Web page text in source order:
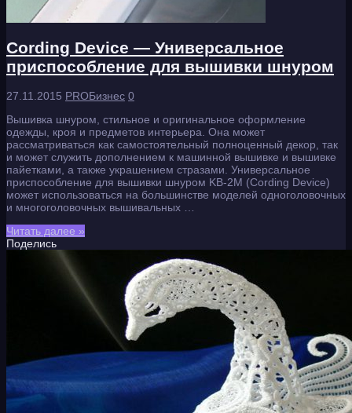
Cording Device — Универсальное
приспособление для вышивки шнуром
27.11.2015 PROБизнес 0
Вышивка шнуром, стильное и оригинальное оформление
одежды, кроя и предметов интерьера. Она может
рассматриваться как самостоятельный полноценный декор, так
и может служить дополнением к машинной вышивке и вышивке
пайетками, а также украшением стразами. Универсальное
приспособление для вышивки шнуром KB-2M (Cording Device)
может использоваться на большинстве моделей одноголовочных
и многоголовочных вышивальных …
Читать далее »
Поделись